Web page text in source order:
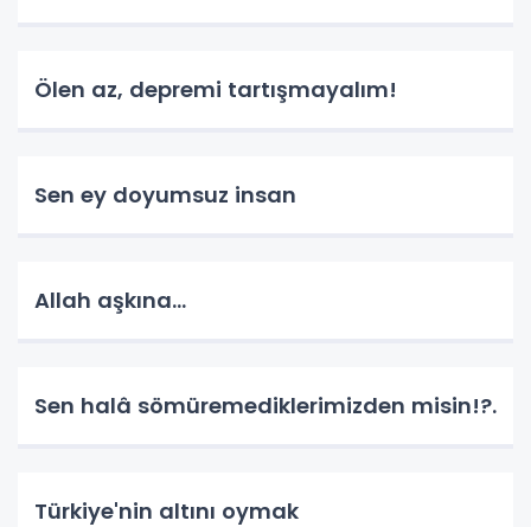
Ölen az, depremi tartışmayalım!
Sen ey doyumsuz insan
Allah aşkına...
Sen halâ sömüremediklerimizden misin!?.
Türkiye'nin altını oymak